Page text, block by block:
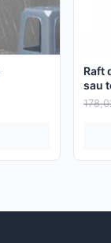
Raft
sau